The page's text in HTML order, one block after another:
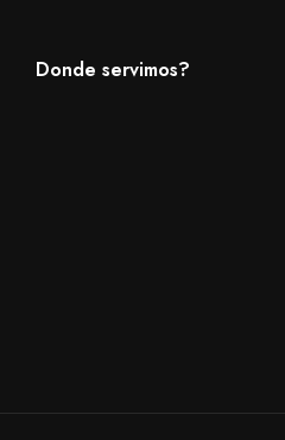
Donde servimos?